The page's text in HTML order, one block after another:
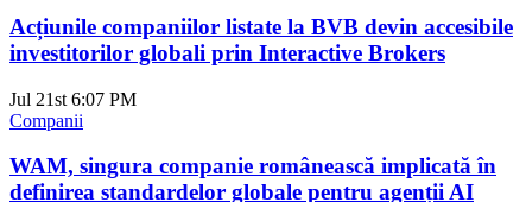
Acțiunile companiilor listate la BVB devin accesibile
investitorilor globali prin Interactive Brokers
Jul 21st 6:07 PM
Companii
WAM, singura companie românească implicată în
definirea standardelor globale pentru agenții AI